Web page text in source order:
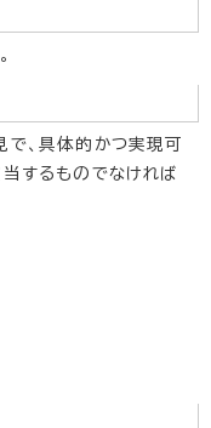
、具体的かつ実現可
するものでなければ